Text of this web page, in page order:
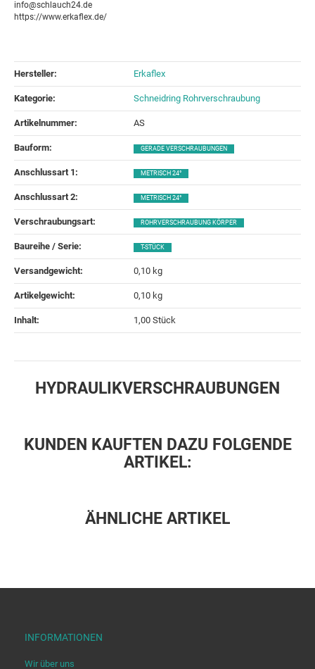
info@schlauch24.de
https://www.erkaflex.de/
Hersteller: Erkaflex
Kategorie: Schneidring Rohrverschraubung
Artikelnummer: AS
Bauform‍: GERADE VERSCHRAUBUNGEN
Anschlussart 1‍: METRISCH 24°
Anschlussart 2‍: METRISCH 24°
Verschraubungsart‍: ROHRVERSCHRAUBUNG KÖRPER
Baureihe / Serie‍: T-STÜCK
Versandgewicht‍: 0,10 kg
Artikelgewicht‍: 0,10 kg
Inhalt‍: 1,00 Stück
HYDRAULIKVERSCHRAUBUNGEN
KUNDEN KAUFTEN DAZU FOLGENDE
ARTIKEL:
ÄHNLICHE ARTIKEL
INFORMATIONEN
Wir über uns